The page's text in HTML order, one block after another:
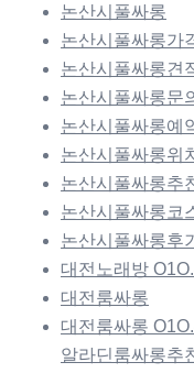
논산시풀싸롱
논산시풀싸롱가
논산시풀싸롱견
논산시풀싸롱문
논산시풀싸롱예
논산시풀싸롱위치
논산시풀싸롱추
논산시풀싸롱코
논산시풀싸롱후기
대전노래방
대전룸싸롱
대전룸싸롱
알라딘룸싸롱추